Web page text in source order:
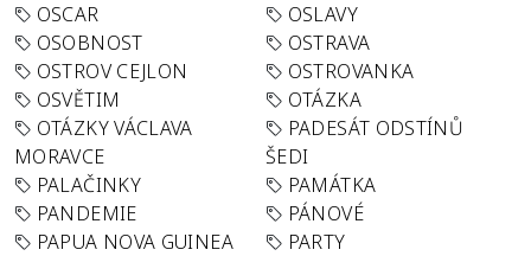
OSCAR
OSLAVY
OSOBNOST
OSTRAVA
OSTROV CEJLON
OSTROVANKA
OSVĚTIM
OTÁZKA
OTÁZKY VÁCLAVA
MORAVCE
PADESÁT ODSTÍNŮ
ŠEDI
PALAČINKY
PAMÁTKA
PANDEMIE
PÁNOVÉ
PAPUA NOVA GUINEA
PARTY